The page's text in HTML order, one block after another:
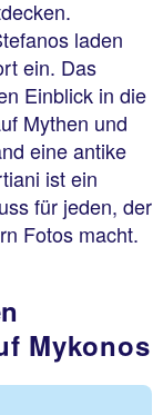
laden
ein. Das
Einblick in die
Mythen und
eine antike
ist ein
für jeden, der
Fotos macht.
Mykonos